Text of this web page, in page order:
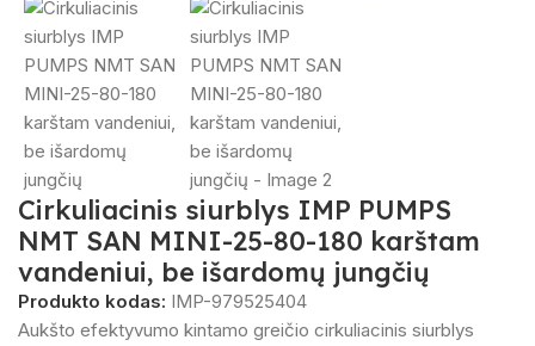
Cirkuliacinis siurblys IMP PUMPS
NMT SAN MINI-25-80-180 karštam
vandeniui, be išardomų jungčių
Produkto kodas: IMP-979525404
Aukšto efektyvumo kintamo greičio cirkuliacinis siurblys